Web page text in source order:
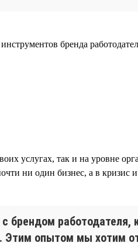
бренда
услугах, так и на уровне
ни один бизнес, а в кризис
брендом
Этим опытом мы хотим